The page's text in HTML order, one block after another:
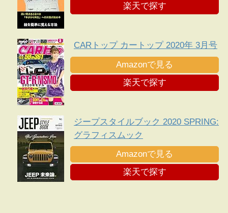
楽天で探す
CARトップ カートップ 2020年 3月号
Amazonで見る
楽天で探す
ジープスタイルブック 2020 SPRING:
グラフィスムック
Amazonで見る
楽天で探す